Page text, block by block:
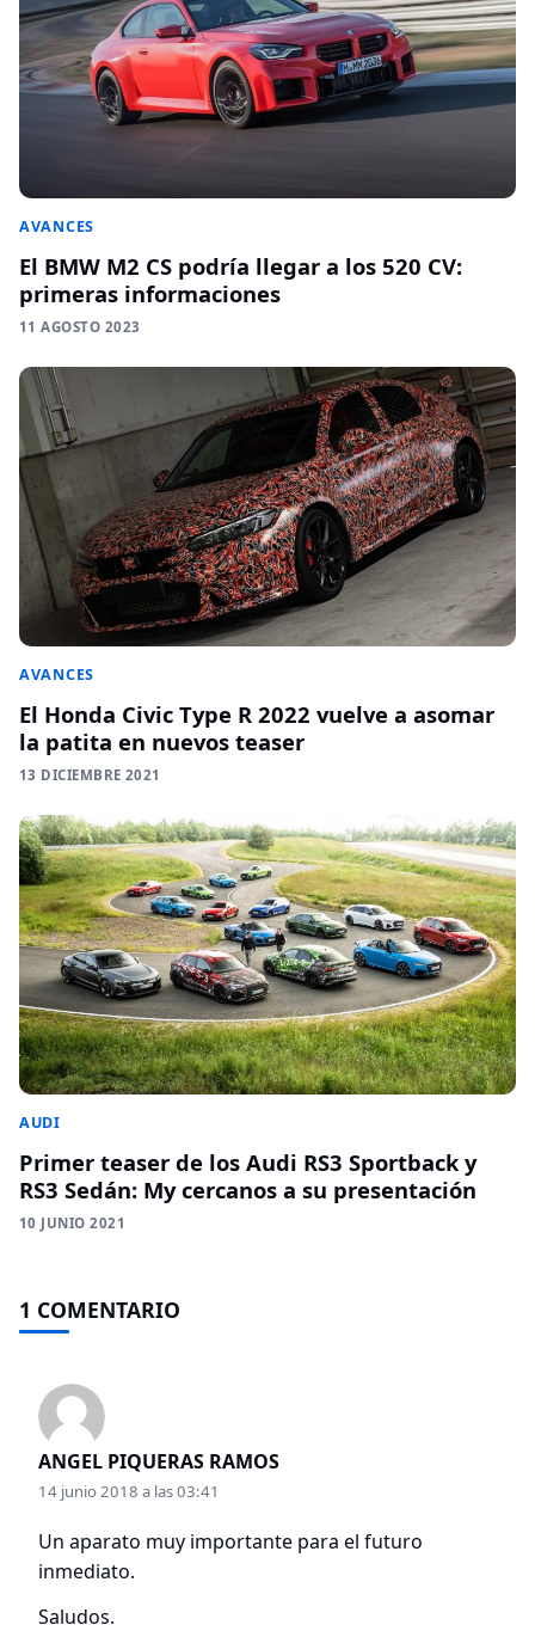
AVANCES
El BMW M2 CS podría llegar a los 520 CV:
primeras informaciones
11 AGOSTO 2023
AVANCES
El Honda Civic Type R 2022 vuelve a asomar
la patita en nuevos teaser
13 DICIEMBRE 2021
AUDI
Primer teaser de los Audi RS3 Sportback y
RS3 Sedán: My cercanos a su presentación
10 JUNIO 2021
1 COMENTARIO
ANGEL PIQUERAS RAMOS
14 junio 2018 a las 03:41
Un aparato muy importante para el futuro
inmediato.
Saludos.